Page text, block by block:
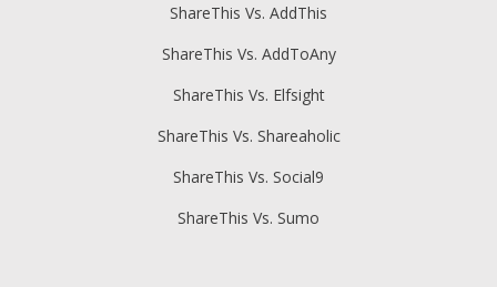
ShareThis Vs. AddThis
ShareThis Vs. AddToAny
ShareThis Vs. Elfsight
ShareThis Vs. Shareaholic
ShareThis Vs. Social9
ShareThis Vs. Sumo